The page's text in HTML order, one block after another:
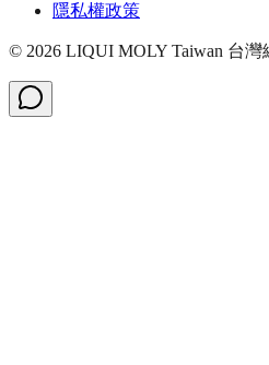
隱私權政策
© 2026 LIQUI MOLY Taiwan 台灣